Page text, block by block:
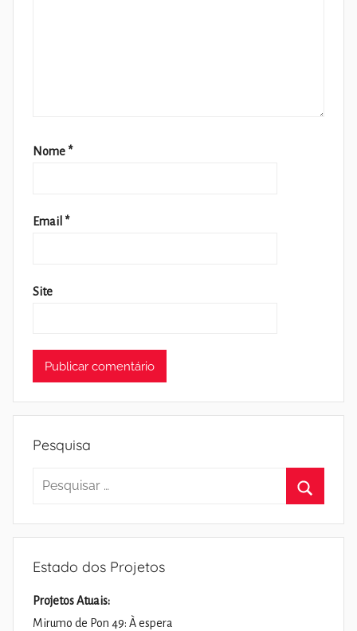
Nome *
Email *
Site
Pesquisa
Pesquisar
Estado dos Projetos
Projetos Atuais:
Mirumo de Pon 49: À espera